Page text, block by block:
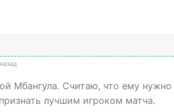
Мбангула. Считаю, что ему
лучшим игроком матча.